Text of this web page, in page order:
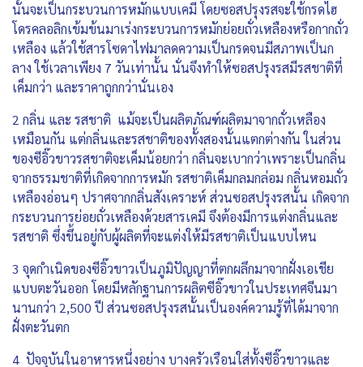
นั้นจะเป็นกระบวนการหมักแบบเคมี โดยซอสปรุงรสจะใช้กรดไฮ
โดรคลอลิกเข้มข้นมาเร่งกระบวนการหมักย่อยถั่วเหลืองหรือกากถั่ว
เหลือง แล้วใช้สารโซดาไฟมาลดความเป็นกรดจนมีสภาพเป็นก
ลาง ใช้เวลาเพียง 7 วันเท่านั้น นั่นจึงทำให้ซอสปรุงรสมีรสชาติที่
เค็มกว่า และราคาถูกกว่านั่นเอง
2 กลิ่น และ รสชาติ แม้จะเป็นผลิตภัณฑ์ผลิตมาจากถั่วเหลือง
เหมือนกัน แต่กลิ่นและรสชาติของทั้งสองนั้นแตกต่างกัน ในส่วน
ของซีอิ๊วขาวรสชาติจะเค็มน้อยกว่า กลิ่นจะเบากว่าเพราะเป็นกลิ่น
จากธรรมชาติที่เกิดจากการหมัก รสชาติเค็มกลมกล่อม กลิ่นหอมถั่ว
เหลืองอ่อนๆ ปราศจากกลิ่นสังเคราะห์ ส่วนซอสปรุงรสนั้น เกิดจาก
กระบวนการย่อยถั่วเหลืองด้วยสารเคมี จึงต้องมีการแต่งกลิ่นและ
รสชาติ ซึ่งขึ้นอยู่กับผู้ผลิตที่จะแต่งให้มีรสชาติเป็นแบบไหน
3 จุดกำเนิดของซีอิ๊วขาวเป็นภูมิปัญญาที่ตกผลึกมาจากฝั่งเอเชีย
แบบตะวันออก โดยมีหลักฐานการผลิตซีอิ๊วขาวในประเทศจีนมา
นานกว่า 2,500 ปี ส่วนซอสปรุงรสนั้นเป็นองค์ความรู้ที่ได้มาจาก
ฝั่งตะวันตก
4 ปัจจุบันในอาหารหนึ่งอย่าง บางครัวเรือนใส่ทั้งซีอิ๊วขาวและ